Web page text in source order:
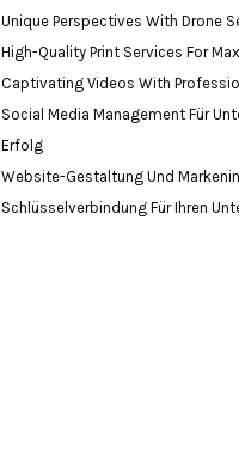
Unique Perspectives With Drone
High-Quality Print Services For
Captivating Videos With
Social Media Management Für
Erfolg
Website-Gestaltung Und
Schlüsselverbindung Für Ihren